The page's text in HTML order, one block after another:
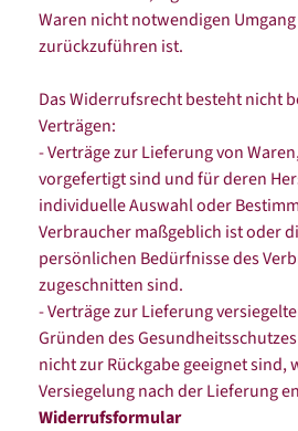
Waren nicht notwendigen
zurückzuführen ist.
Das Widerrufsrecht besteht nicht
Verträgen:
- Verträge zur Lieferung von
vorgefertigt sind und für deren
individuelle Auswahl oder
Verbraucher maßgeblich ist oder
persönlichen Bedürfnisse des
zugeschnitten sind.
- Verträge zur Lieferung
Gründen des
nicht zur Rückgabe geeignet sind,
Versiegelung nach der Lieferung
Widerrufsformular